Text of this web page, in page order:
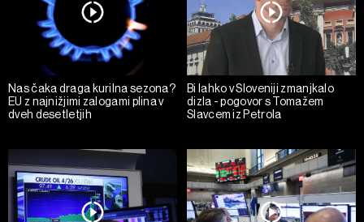
Nas čaka draga kurilna sezona?
EU z najnižjimi zalogami plina v
dveh desetletjih
Bi lahko v Sloveniji zmanjkalo
dizla - pogovor s Tomažem
Slavcem iz Petrola